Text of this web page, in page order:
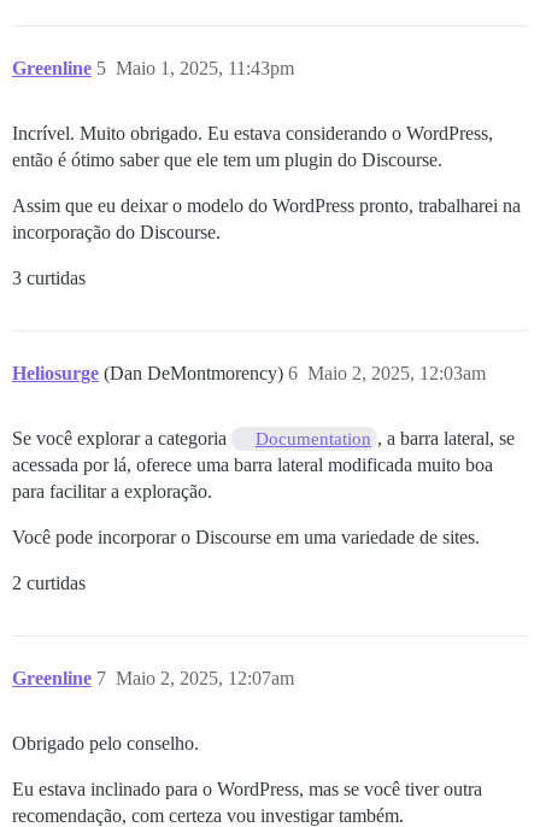
Greenline Maio 1, 2025, 11:43pm
5
Incrível. Muito obrigado. Eu estava considerando o WordPress,
então é ótimo saber que ele tem um plugin do Discourse.
Assim que eu deixar o modelo do WordPress pronto, trabalharei na
incorporação do Discourse.
3 curtidas
Heliosurge (Dan DeMontmorency) Maio 2, 2025, 12:03am
6
Se você explorar a categoria Documentation , a barra lateral, se
acessada por lá, oferece uma barra lateral modificada muito boa
para facilitar a exploração.
Você pode incorporar o Discourse em uma variedade de sites.
2 curtidas
Greenline Maio 2, 2025, 12:07am
7
Obrigado pelo conselho.
Eu estava inclinado para o WordPress, mas se você tiver outra
recomendação, com certeza vou investigar também.